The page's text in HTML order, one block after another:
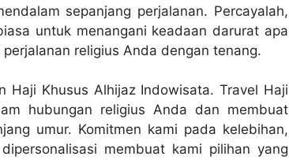
sepanjang perjalanan. Percayalah,
untuk menangani keadaan darurat apa
religius Anda dengan tenang.
Haji Khusus Alhijaz Indowisata. Travel Haji
hubungan religius Anda dan membuat
umur. Komitmen kami pada kelebihan,
membuat kami pilihan yang